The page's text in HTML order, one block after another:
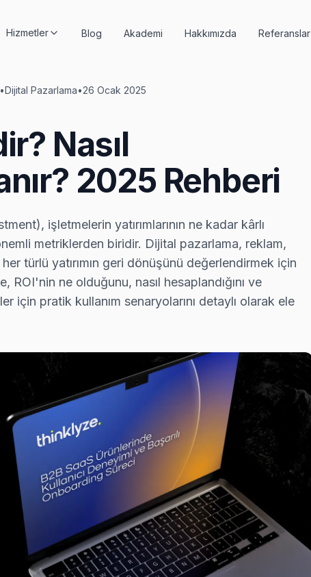
Hizmetler Blog Akademi Hakkımızda Referanslar
•Dijital Pazarlama•26 Ocak 2025
Nasıl
2025 Rehberi
işletmelerin yatırımlarının ne kadar kârlı
metriklerden biridir. Dijital pazarlama, reklam,
türlü yatırımın geri dönüşünü değerlendirmek için
ROI'nin ne olduğunu, nasıl hesaplandığını ve
için pratik kullanım senaryolarını detaylı olarak ele